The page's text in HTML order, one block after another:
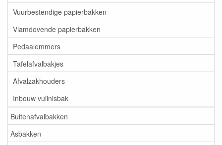
Vuurbestendige papierbakken
Vlamdovende papierbakken
Pedaalemmers
Tafelafvalbakjes
Afvalzakhouders
Inbouw vuilnisbak
Buitenafvalbakken
Asbakken